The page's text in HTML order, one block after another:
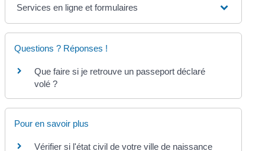
Services en ligne et formulaires
Questions ? Réponses !
Que faire si je retrouve un passeport déclaré
volé ?
Pour en savoir plus
Vérifier si l'état civil de votre ville de naissance